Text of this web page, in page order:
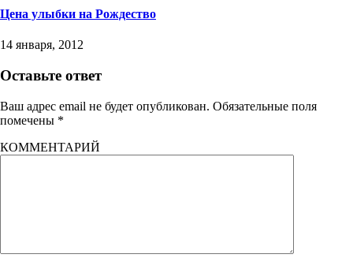
Цена улыбки на Рождество
14 января, 2012
Оставьте ответ
Ваш адрес email не будет опубликован. Обязательные поля
помечены *
КОММЕНТАРИЙ